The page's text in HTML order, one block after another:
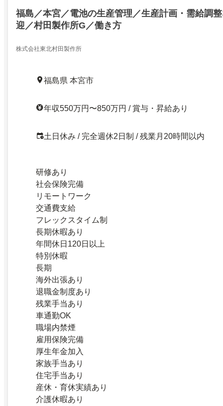
福島／本宮／電池の生産管理／生産計画・需給調
迎／村田製作所G／働き方
株式会社東北村田製作所
福島県 本宮市
年収550万円〜850万円 / 賞与・昇給あり
土日休み / 完全週休2日制 / 残業月20時間以内
研修あり
社会保険完備
リモートワーク
交通費支給
フレックスタイム制
長期休暇あり
年間休日120日以上
特別休暇
長期
海外出張あり
退職金制度あり
残業手当あり
車通勤OK
職場内禁煙
雇用保険完備
厚生年金加入
家族手当あり
住宅手当あり
産休・育休実績あり
介護休暇あり